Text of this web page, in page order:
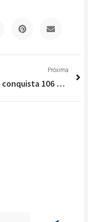
Próxima
Brasil conquista 106 medalhas no Sul-Americano de Canoagem e Paracanoagem realizado em Lagoa Santa